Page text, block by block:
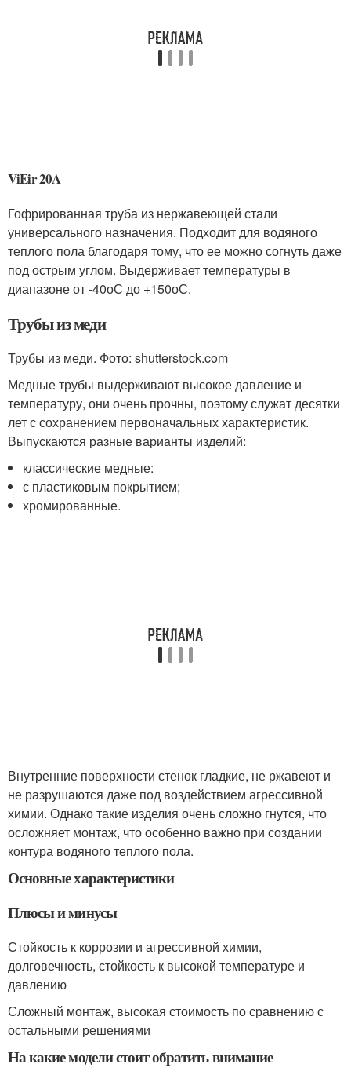
ViEir 20A
Гофрированная труба из нержавеющей стали
универсального назначения. Подходит для водяного
теплого пола благодаря тому, что ее можно согнуть даже
под острым углом. Выдерживает температуры в
диапазоне от -40оС до +150оС.
Трубы из меди
Трубы из меди. Фото: shutterstock.com
Медные трубы выдерживают высокое давление и
температуру, они очень прочны, поэтому служат десятки
лет с сохранением первоначальных характеристик.
Выпускаются разные варианты изделий:
классические медные:
с пластиковым покрытием;
хромированные.
Внутренние поверхности стенок гладкие, не ржавеют и
не разрушаются даже под воздействием агрессивной
химии. Однако такие изделия очень сложно гнутся, что
осложняет монтаж, что особенно важно при создании
контура водяного теплого пола.
Основные характеристики
Плюсы и минусы
Стойкость к коррозии и агрессивной химии,
долговечность, стойкость к высокой температуре и
давлению
Сложный монтаж, высокая стоимость по сравнению с
остальными решениями
На какие модели стоит обратить внимание